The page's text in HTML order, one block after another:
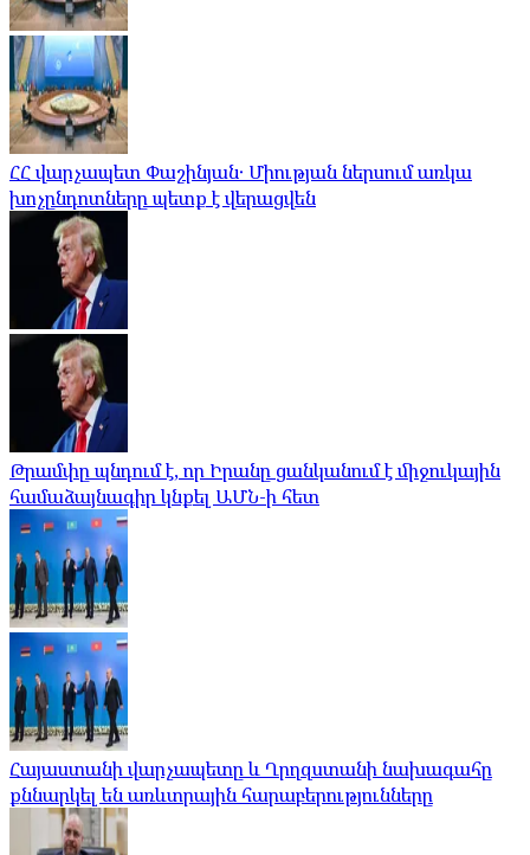
ՀՀ վարչապետ Փաշինյան․ Միության ներսում առկա
խոչընդոտները պետք է վերացվեն
Թրամփը պնդում է, որ Իրանը ցանկանում է միջուկային
համաձայնագիր կնքել ԱՄՆ-ի հետ
Հայաստանի վարչապետը և Ղրղզստանի նախագահը
քննարկել են առևտրային հարաբերությունները